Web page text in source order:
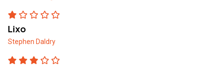
Lixo
Stephen Daldry